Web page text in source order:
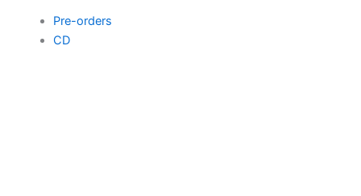
Pre-orders
CD